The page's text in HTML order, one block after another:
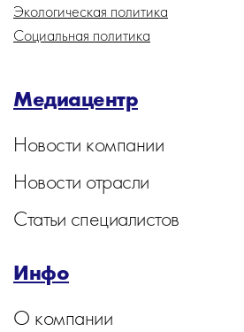
Экологическая политика
Социальная политика
Медиацентр
Новости компании
Новости отрасли
Статьи специалистов
Инфо
О компании